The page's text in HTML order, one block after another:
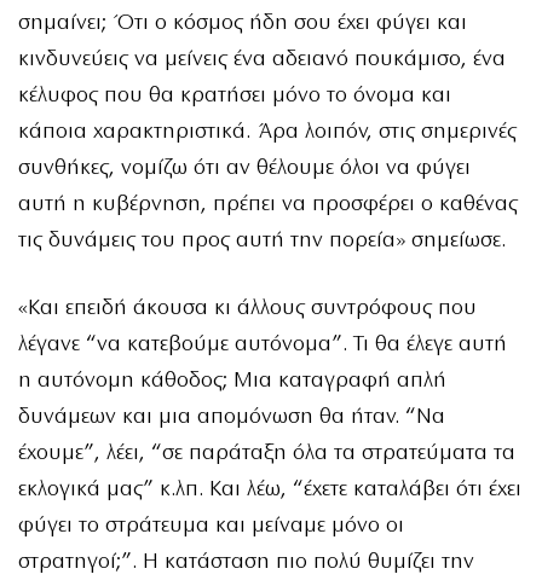
σημαίνει; Ότι ο κόσμος ήδη σου έχει φύγει και
κινδυνεύεις να μείνεις ένα αδειανό πουκάμισο, ένα
κέλυφος που θα κρατήσει μόνο το όνομα και
κάποια χαρακτηριστικά. Άρα λοιπόν, στις σημερινές
συνθήκες, νομίζω ότι αν θέλουμε όλοι να φύγει
αυτή η κυβέρνηση, πρέπει να προσφέρει ο καθένας
τις δυνάμεις του προς αυτή την πορεία» σημείωσε.
«Και επειδή άκουσα κι άλλους συντρόφους που
λέγανε “να κατεβούμε αυτόνομα”. Τι θα έλεγε αυτή
η αυτόνομη κάθοδος; Μια καταγραφή απλή
δυνάμεων και μια απομόνωση θα ήταν. “Να
έχουμε”, λέει, “σε παράταξη όλα τα στρατεύματα τα
εκλογικά μας” κ.λπ. Και λέω, “έχετε καταλάβει ότι έχει
φύγει το στράτευμα και μείναμε μόνο οι
στρατηγοί;”. Η κατάσταση πιο πολύ θυμίζει την